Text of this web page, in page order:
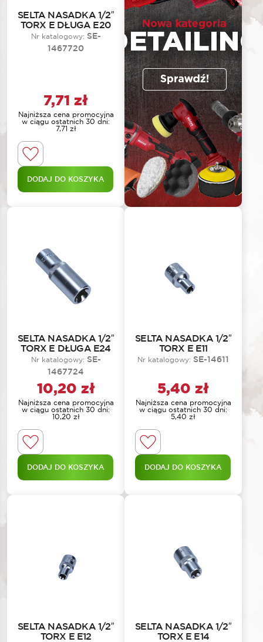
SELTA NASADKA 1/2″
TORX E DŁUGA E20
Nr katalogowy: SE-
1467720
7,71 zł
Najniższa cena promocyjna
w ciągu ostatnich 30 dni:
7,71 zł
DODAJ DO KOSZYKA
SELTA NASADKA 1/2″
TORX E DŁUGA E24
Nr katalogowy: SE-
1467724
10,20 zł
Najniższa cena promocyjna
w ciągu ostatnich 30 dni:
10,20 zł
DODAJ DO KOSZYKA
SELTA NASADKA 1/2″
TORX E E11
Nr katalogowy: SE-14611
5,40 zł
Najniższa cena promocyjna
w ciągu ostatnich 30 dni:
5,40 zł
DODAJ DO KOSZYKA
SELTA NASADKA 1/2″
TORX E E12
SELTA NASADKA 1/2″
TORX E E14